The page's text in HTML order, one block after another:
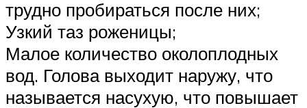
трудно пробираться после них;
Узкий таз роженицы;
Малое количество околоплодных
вод. Голова выходит наружу, что
называется насухую, что повышает